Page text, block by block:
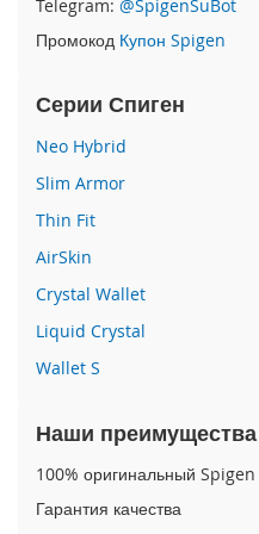
P
h
e
7
P
h
o
n
1
6
P
o
a
Telegram: @SpigenSuBot
Промокод Купон Spigen
Серии Спиген
Neo Hybrid
Slim Armor
Thin Fit
AirSkin
Crystal Wallet
Liquid Crystal
Wallet S
Наши преимущества
100% оригинальный Spigen
Гарантия качества